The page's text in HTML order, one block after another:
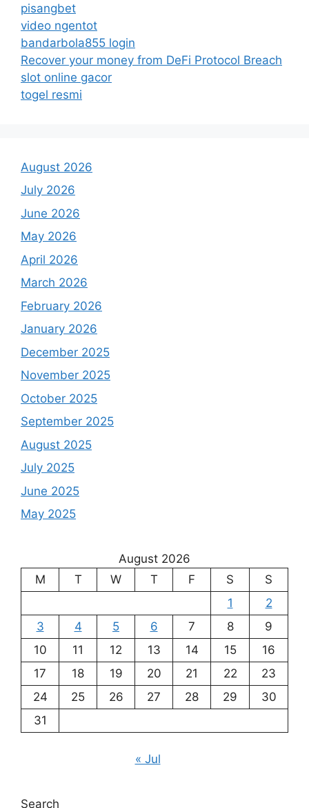
pisangbet
video ngentot
bandarbola855 login
Recover your money from DeFi Protocol Breach
slot online gacor
togel resmi
August 2026
July 2026
June 2026
May 2026
April 2026
March 2026
February 2026
January 2026
December 2025
November 2025
October 2025
September 2025
August 2025
July 2025
June 2025
May 2025
August 2026
M
T W T F S
S
1
2
3
4 5 6 7 8
9
10
11 12 13 14 15
16
17
18 19 20 21 22
23
24
25 26 27 28 29
30
31
« Jul
Search